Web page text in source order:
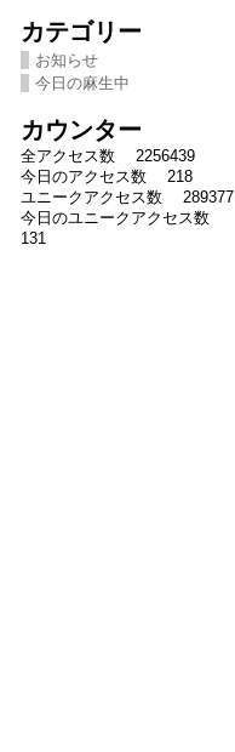
カテゴリー
お知らせ
今日の麻生中
カウンター
全アクセス数 2256439
今日のアクセス数 218
ユニークアクセス数 289377
今日のユニークアクセス数
131